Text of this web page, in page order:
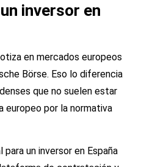
inversor en
en mercados europeos
Börse. Eso lo diferencia
que no suelen estar
europeo por la normativa
para un inversor en España